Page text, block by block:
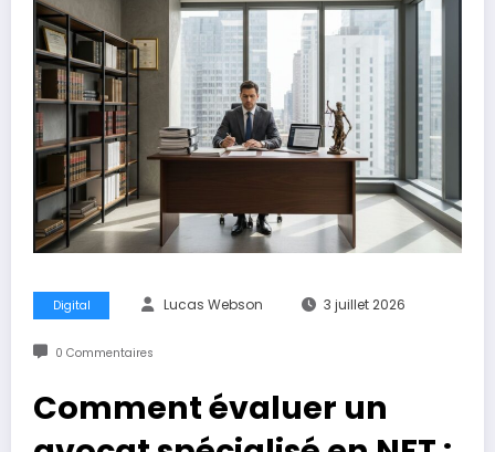
Digital Lucas Webson 3 juillet 2026
0 Commentaires
Comment évaluer un